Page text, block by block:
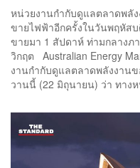
หน่วยงานกำกับดูแลตลาดพลั
ขายไฟฟ้าอีกครั้งในวันพฤหัส
ขายมา 1 สัปดาห์ ท่ามกลางภ
วิกฤต Australian Energy
งานกำกับดูแลตลาดพลังงานข
วานนี้ (22 มิถุนายน) ว่า ทาง